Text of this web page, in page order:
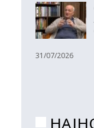
31/07/2026